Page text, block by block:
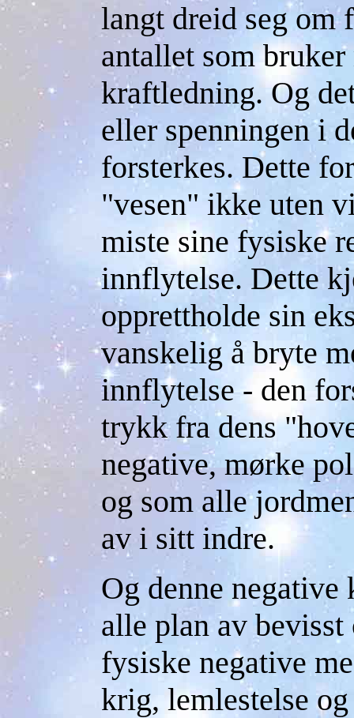
langt dreid seg om
antallet som
kraftledning. Og
eller spenningen i
forsterkes. Dette
"vesen" ikke uten
miste sine fysiske
innflytelse. Dette
opprettholde sin
vanskelig å bryte
innflytelse - den
trykk fra dens
negative, mørke
og som alle
av i sitt indre.
Og denne
alle plan av
fysiske negative
krig, lemlestelse